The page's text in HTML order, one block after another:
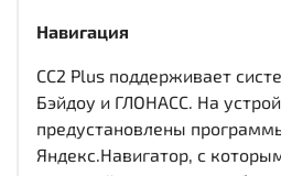
Навигация
CC2 Plus поддерживает
Бэйдоу и ГЛОНАСС. На
предустановлены
Яндекс.Навигатор, с